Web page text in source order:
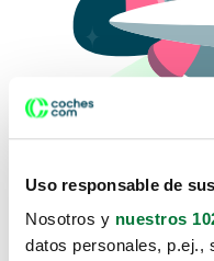
Uso responsable de
Nosotros y nuestros
datos personales, p.ej.,